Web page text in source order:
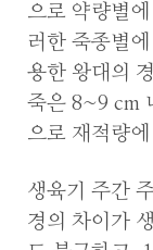
으로 약량별
러한 죽종별
용한 왕대의
죽은 8~9 cm
으로 재적량
생육기 주간
경의 차이가